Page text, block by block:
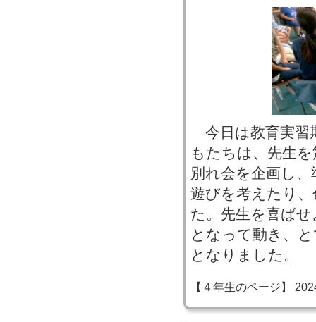
今日は教育実習
もたちは、先生
別れ会を企画し
遊びを考えたり
た。先生を喜ば
となって動き、
となりました。
【４年生のページ】